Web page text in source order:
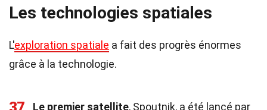
Les technologies spatiales
L'exploration spatiale a fait des progrès énormes
grâce à la technologie.
Le premier satellite, Spoutnik, a été lancé par